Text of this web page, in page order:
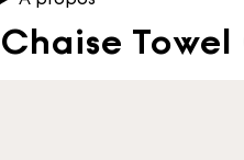
Chaise